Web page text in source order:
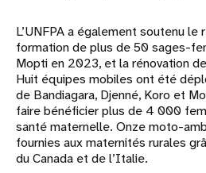
L’UNFPA a également soutenu
formation de plus de 50 sages-
Mopti en 2023, et la rénovation
Huit équipes mobiles ont été
de Bandiagara, Djenné, Koro et
faire bénéficier plus de 4 000
santé maternelle. Onze moto-
fournies aux maternités rurales
du Canada et de l’Italie.